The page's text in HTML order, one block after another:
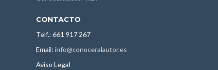
CONTACTO
Telf.: 661 917 267
Email: info@conoceralautor.es
Aviso Legal